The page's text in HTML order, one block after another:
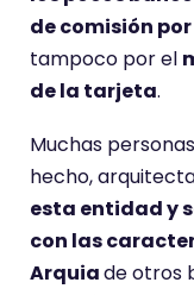
de comisión
tampoco por el
de la tarjeta.
Muchas
hecho,
esta entidad y
con las
Arquiade otros